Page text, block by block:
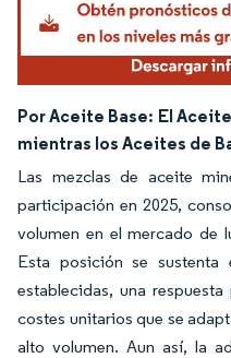
Por Aceite Base: El
mientras los Aceites de
Las mezclas de aceite
participación en 2025,
volumen en el mercado de
Esta posición se sustenta
establecidas, una
costes unitarios que se
alto volumen. Aun así, la